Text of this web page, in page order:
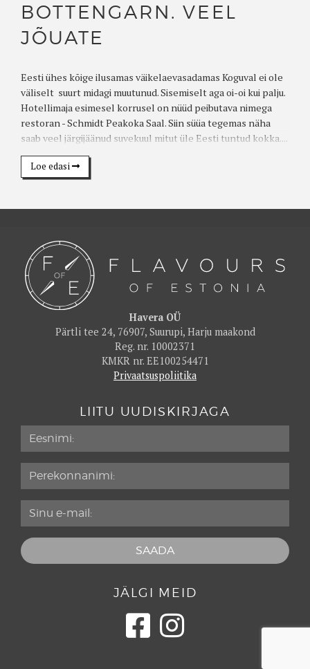
BOTTENGARN. VEEL
JÕUATE
Eesti ühes kõige ilusamas väikelaevasadamas Koguval ei ole
väliselt suurt midagi muutunud. Sisemiselt aga oi-oi kui palju.
Hotellimaja esimesel korrusel on nüüd peibutava nimega
restoran - Schmidt Peakoka Saal. Siin süüa tegemas näha
saab veel järgijäänud suvekuul mitut üle Eesti tuntud kokka....
Loe edasi
Havera OÜ
Pärtli tee 24, 76907, Suurupi, Harju maakond
Reg. nr. 10002371
KMKR nr. EE100254471
Privaatsuspoliitika
LIITU UUDISKIRJAGA
JÄLGI MEID